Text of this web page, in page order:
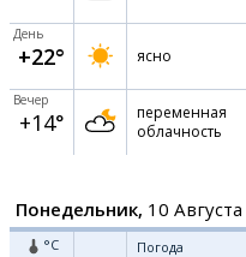
День
+22° ясно
Вечер
+14°
переменная
облачность
Понедельник, 10 Августа
°C Погода